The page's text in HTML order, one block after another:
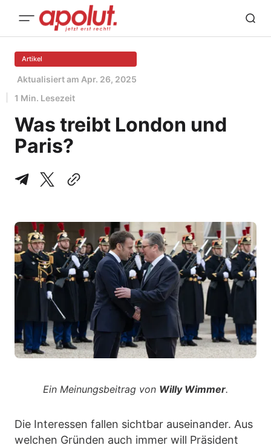
Artikel
Aktualisiert am Apr. 26, 2025
1 Min. Lesezeit
Was treibt London und
Paris?
Ein Meinungsbeitrag von Willy Wimmer.
Die Interessen fallen sichtbar auseinander. Aus
welchen Gründen auch immer will Präsident